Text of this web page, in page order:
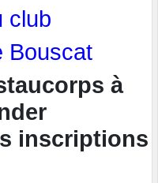
club
Bouscat
à
inscriptions